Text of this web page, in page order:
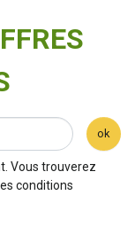
ok
Vous trouverez
conditions